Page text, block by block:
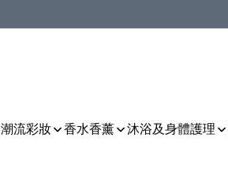
潮流彩妝 香水香薰 沐浴及身體護理